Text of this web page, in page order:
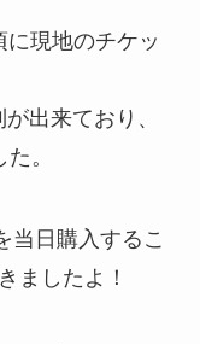
に現地のチケッ
出来ており、
。
当日購入するこ
ましたよ！